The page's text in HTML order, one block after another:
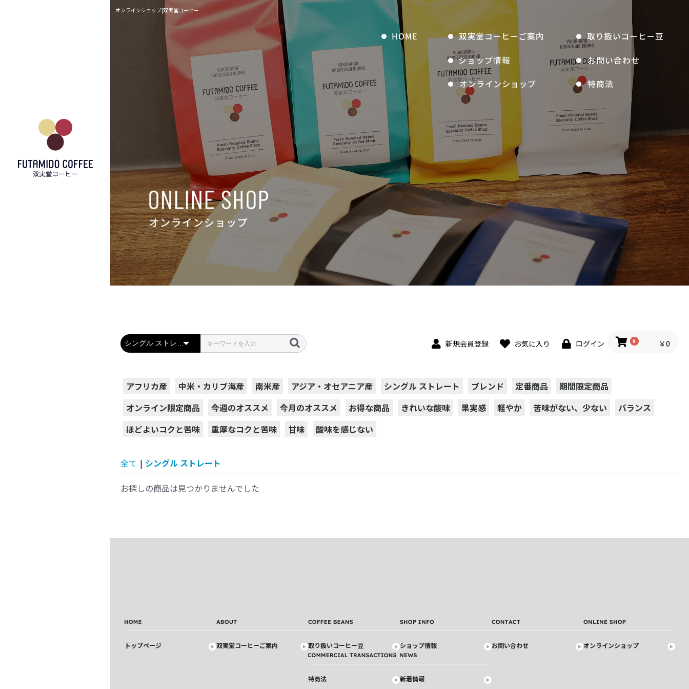
オンラインショップ|双実堂コーヒー
新規会員登録 お気に入り ログイン 0 ￥0
アフリカ産 中米・カリブ海産 南米産 アジア・オセアニア産 シングル ストレート ブレンド 定番商品
期間限定商品
オンライン限定商品
今週のオススメ 今月のオススメ お得な商品 きれいな酸味 果実感 軽やか 苦味がない、少ない
バランス
ほどよいコクと苦味
重厚なコクと苦味 甘味 酸味を感じない
全て | シングル ストレート
お探しの商品は見つかりませんでした
トップページ 双実堂コーヒーご案内 取り扱いコーヒー豆 ショップ情報 お問い合わせ オンラインショップ
特商法 新着情報